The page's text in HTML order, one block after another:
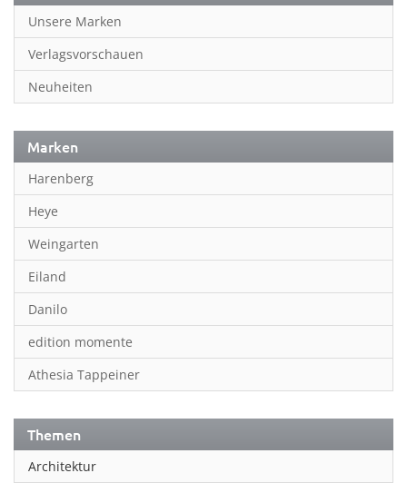
Unsere Marken
Verlagsvorschauen
Neuheiten
Marken
Harenberg
Heye
Weingarten
Eiland
Danilo
edition momente
Athesia Tappeiner
Themen
Architektur